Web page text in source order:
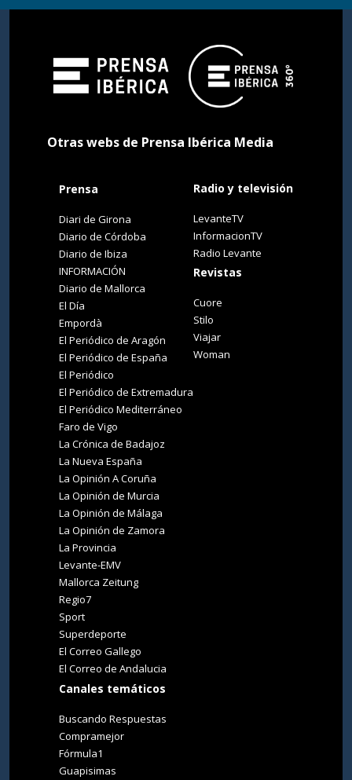
Otras webs de Prensa Ibérica Media
Prensa
Diari de Girona
Diario de Córdoba
Diario de Ibiza
INFORMACIÓN
Diario de Mallorca
El Día
Empordà
El Periódico de Aragón
El Periódico de España
El Periódico
El Periódico de Extremadura
El Periódico Mediterráneo
Faro de Vigo
La Crónica de Badajoz
La Nueva España
La Opinión A Coruña
La Opinión de Murcia
La Opinión de Málaga
La Opinión de Zamora
La Provincia
Levante-EMV
Mallorca Zeitung
Regio7
Sport
Superdeporte
El Correo Gallego
El Correo de Andalucia
Canales temáticos
Buscando Respuestas
Compramejor
Fórmula1
Guapisimas
Radio y televisión
LevanteTV
InformacionTV
Radio Levante
Revistas
Cuore
Stilo
Viajar
Woman